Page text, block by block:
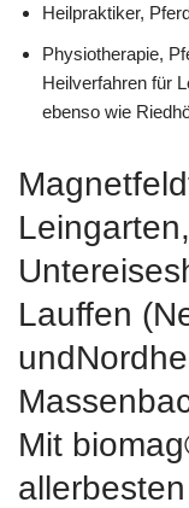
Heilpraktiker,
Physiotherapie,
Heilverfahren für
ebenso wie
Lauffen
Mit